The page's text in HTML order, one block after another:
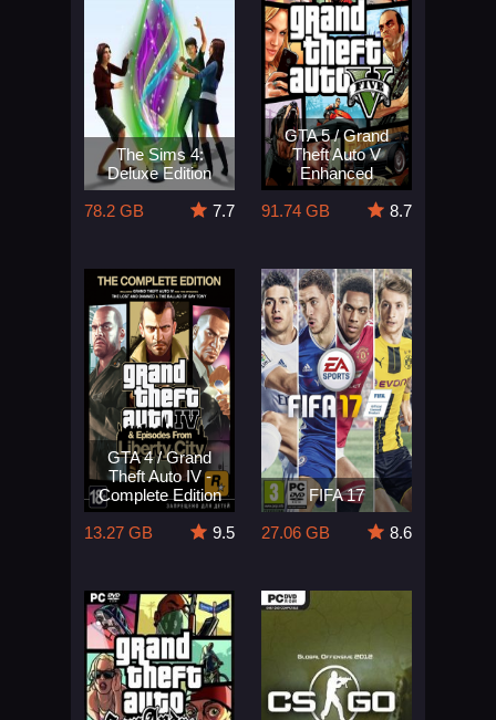
The Sims 4:
Deluxe Edition
78.2 GB
7.7
GTA 5 / Grand
Theft Auto V
Enhanced
91.74 GB
8.7
GTA 4 / Grand
Theft Auto IV -
Complete Edition
13.27 GB
9.5
FIFA 17
27.06 GB
8.6